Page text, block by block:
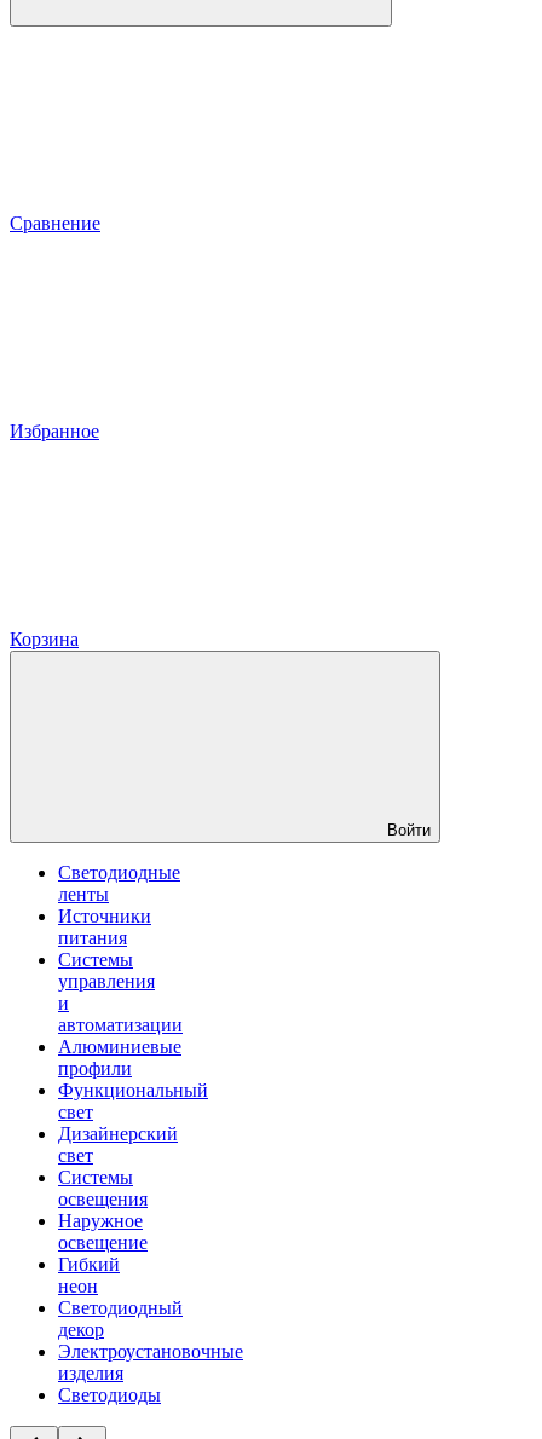
Сравнение
Избранное
Корзина
Войти
Светодиодные
ленты
Источники
питания
Системы
управления
и
автоматизации
Алюминиевые
профили
Функциональный
свет
Дизайнерский
свет
Системы
освещения
Наружное
освещение
Гибкий
неон
Светодиодный
декор
Электроустановочные
изделия
Светодиоды